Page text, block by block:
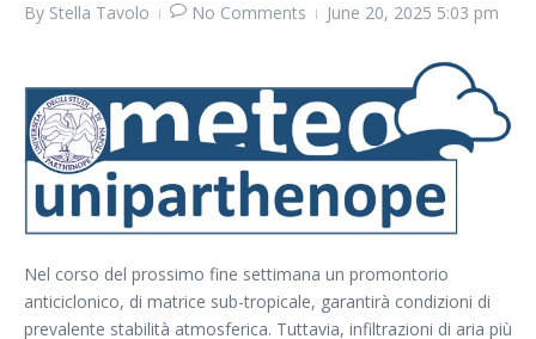
By Stella Tavolo No Comments June 20, 2025 5:03 pm
Nel corso del prossimo fine settimana un promontorio
anticiclonico, di matrice sub-tropicale, garantirà condizioni di
prevalente stabilità atmosferica. Tuttavia, infiltrazioni di aria più